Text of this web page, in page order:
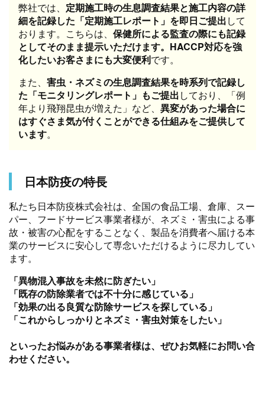
弊社では、 定期施工時の生息調査結果と施工内容の詳
細を記録した「定期施工レポート」を即日ご提出して
おります。こちらは、 保健所による監査の際にも記録
としてそのまま提示いただけます。HACCP対応を強
化したいお客さまにも大変便利です。
また、 害虫・ネズミの生息調査結果を時系列で記録し
た「モニタリングレポート」もご提出しており、「例
年より飛翔昆虫が増えた」など、 異変があった場合に
はすぐさま気が付くことができる仕組みをご提供して
います。
日本防疫の特長
私たち日本防疫株式会社は、全国の食品工場、倉庫、スー
パー、フードサービス事業者様が、ネズミ・害虫による事
故・被害の心配をすることなく、製品を消費者へ届ける本
業のサービスに安心して専念いただけるように尽力してい
ます。
「異物混入事故を未然に防ぎたい」
「既存の防除業者では不十分に感じている」
「効果の出る良質な防除サービスを探している」
「これからしっかりとネズミ・害虫対策をしたい」
といったお悩みがある事業者様は、ぜひお気軽にお問い合
わせください。